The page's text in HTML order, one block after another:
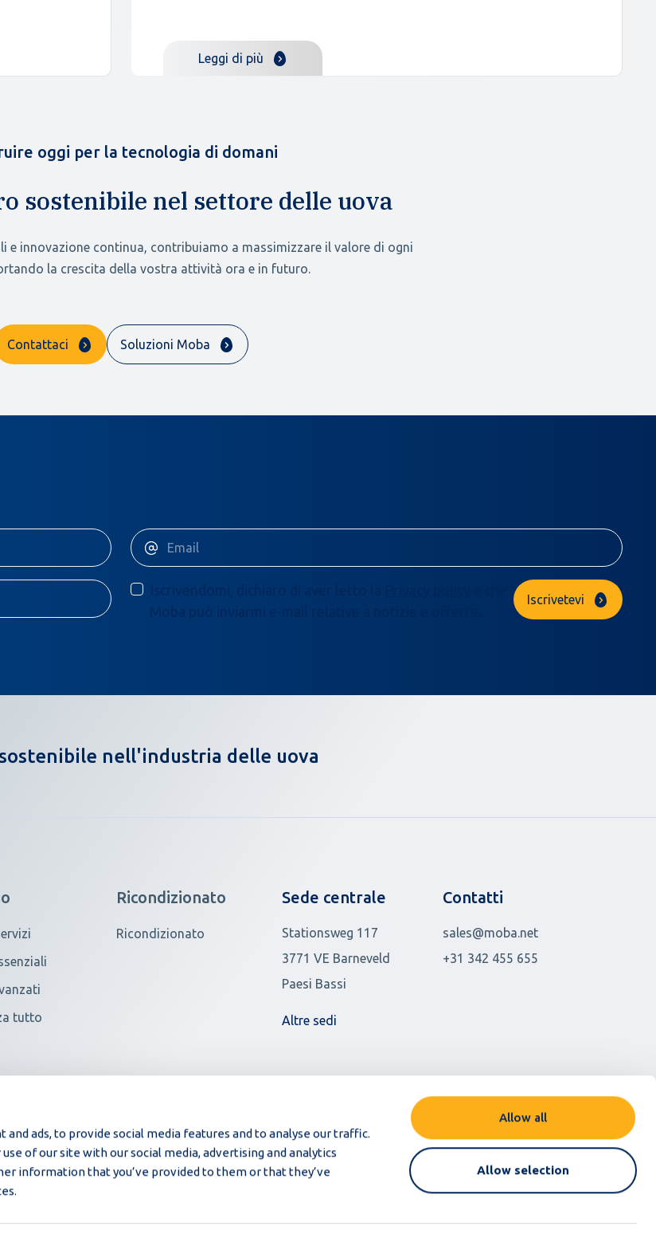
ads, to provide social media features and to analyse our traffic.
of our site with our social media, advertising and analytics
information that you’ve provided to them or that they’ve
Allow all
Allow selection
Leggi di più
oggi per la tecnologia di domani
sostenibile nel settore delle uova
innovazione continua, contribuiamo a massimizzare il valore di ogni
la crescita della vostra attività ora e in futuro.
Contattaci Soluzioni Moba
Iscrivendomi, dichiaro di aver letto la
Moba può inviarmi e-mail relative a notizie e offerte.
Iscrivetevi
nell'industria delle uova
tutto
Ricondizionato
Ricondizionato
Sede centrale
Stationsweg 117
3771 VE Barneveld
Paesi Bassi
Altre sedi
Contatti
sales@moba.net
+31 342 455 655